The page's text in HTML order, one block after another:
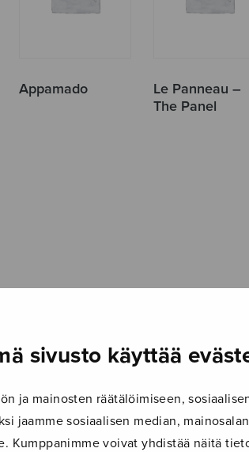
sivusto käyttää
ja mainosten räätälöimiseen,
jaamme sosiaalisen median,
Kumppanimme voivat yhdistää näitä
Appamado
Le Panneau –
The Panel